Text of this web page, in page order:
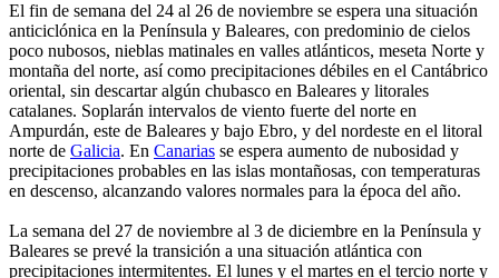
El fin de semana del 24 al 26 de noviembre se espera una situación
anticiclónica en la Península y Baleares, con predominio de cielos
poco nubosos, nieblas matinales en valles atlánticos, meseta Norte y
montaña del norte, así como precipitaciones débiles en el Cantábrico
oriental, sin descartar algún chubasco en Baleares y litorales
catalanes. Soplarán intervalos de viento fuerte del norte en
Ampurdán, este de Baleares y bajo Ebro, y del nordeste en el litoral
norte de Galicia. En Canarias se espera aumento de nubosidad y
precipitaciones probables en las islas montañosas, con temperaturas
en descenso, alcanzando valores normales para la época del año.
La semana del 27 de noviembre al 3 de diciembre en la Península y
Baleares se prevé la transición a una situación atlántica con
precipitaciones intermitentes. El lunes y el martes en el tercio norte y